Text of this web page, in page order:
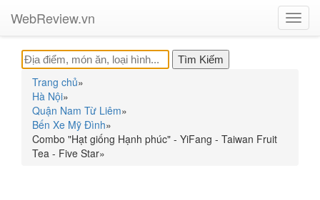
WebReview.vn
Trang chủ»
Hà Nội»
Quận Nam Từ Liêm»
Bến Xe Mỹ Đình»
Combo "Hạt giống Hạnh phúc" - YiFang - Taiwan Fruit
Tea - Five Star»